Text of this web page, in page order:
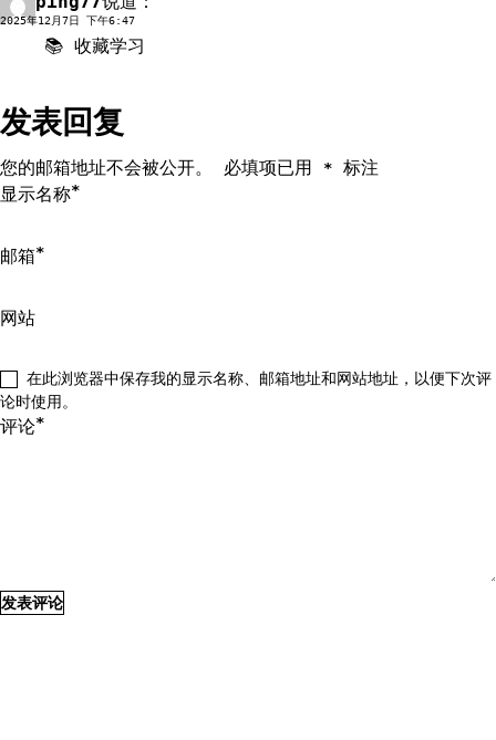
2025年12月7日 下午6:47
📚 收藏学习
发表回复
您的邮箱地址不会被公开。 必填项已用 * 标注
评论*
显示名称*
邮箱*
网站
在此浏览器中保存我的显示名称、邮箱地址和网站地址，以便下次评
论时使用。